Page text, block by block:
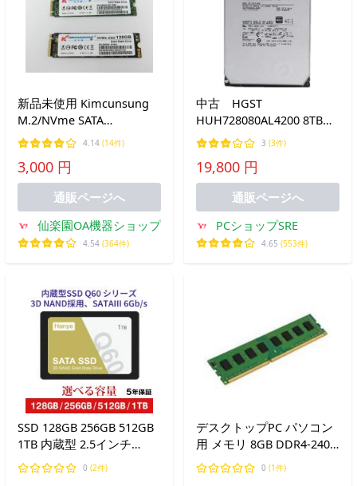
新品未使用 Kimcunsung
M.2/NVme SATA
SSD128GB 大量在庫
4.14 (14件)
3,000 円
通販ページへ
仙楽園OA機器ショップ
4.54 (364件)
中古 HGST
HUH728080AL4200 8TB
SAS 3.5インチ エンタープ
ライズHDD サーバーハ
ードディスク サーバー用
7200RPM 高耐久モデル
3 (3件)
19,800 円
通販ページへ
PCショップSRE
4.65 (553件)
SSD 128GB 256GB 512GB
1TB 内蔵型 2.5インチ
7mm 3D NAND採用
SATAIII 6Gb/s PS4検証済み
0 (2件)
デスクトップPC パソコン
用 メモリ 8GB DDR4-2400
PC4-19200 中古 動作確認
済み 各種メーカー
0 (1件)